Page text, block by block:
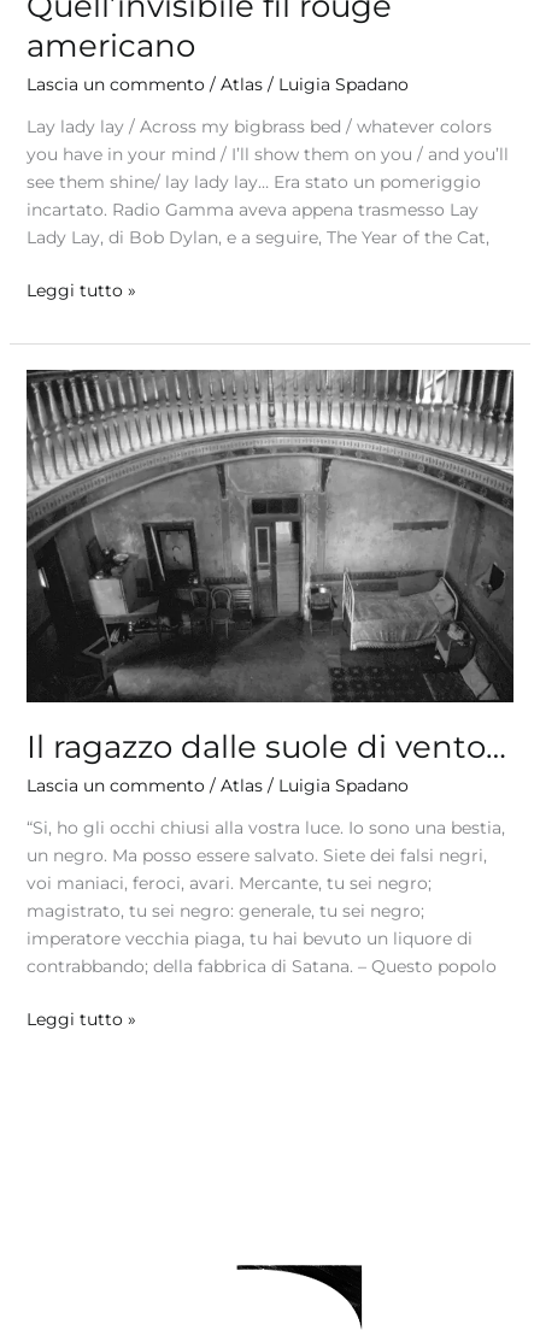
americano
Lascia un commento / Atlas/ Luigia Spadano
Lay lady lay / Across my bigbrass bed / whatever colors
you have in your mind / I’ll show them on you / and you’ll
see them shine/ lay lady lay… Era stato un pomeriggio
incartato. Radio Gamma aveva appena trasmesso Lay
Lady Lay, di Bob Dylan, e a seguire, The Year of the Cat,
Leggi tutto »
Il ragazzo dalle suole di vento…
Lascia un commento / Atlas/ Luigia Spadano
“Si, ho gli occhi chiusi alla vostra luce. Io sono una bestia,
un negro. Ma posso essere salvato. Siete dei falsi negri,
voi maniaci, feroci, avari. Mercante, tu sei negro;
magistrato, tu sei negro: generale, tu sei negro;
imperatore vecchia piaga, tu hai bevuto un liquore di
contrabbando; della fabbrica di Satana. – Questo popolo
Il
ragazzo
dalle
suole
di
vento…
Leggi tutto »